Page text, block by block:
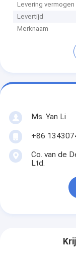
Levering vermogen
Levertijd
Merknaam
Ms. Yan Li
+86
Co. van de
Ltd.